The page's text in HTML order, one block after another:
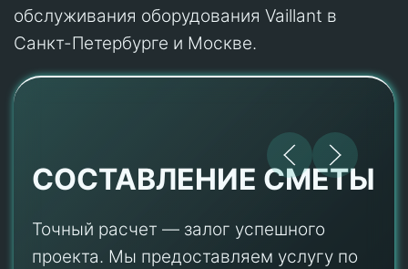
обслуживания оборудования Vaillant в
Санкт-Петербурге и Москве.
СОСТАВЛЕНИЕ СМЕТЫ
Точный расчет — залог успешного
проекта. Мы предоставляем услугу по